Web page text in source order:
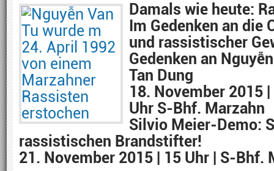
Damals wie heute:
Im Gedenken an
und rassistischer
Gedenken an
Tan Dung
18. November 2015
Uhr S-Bhf. Marzahn
Silvio Meier-Demo:
rassistischen Brandstifter!
21. November 2015 | 15 Uhr | S-Bhf.